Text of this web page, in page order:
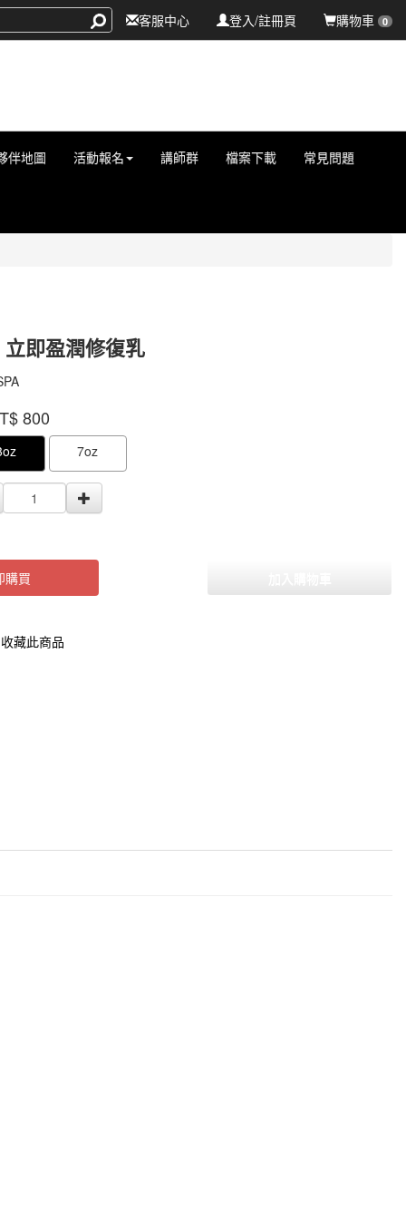
購物車 0
登入/註冊頁
客服中心
伴地圖 活動報名 講師群 檔案下載 常見問題
即盈潤修復乳
800
GOODS000000000000002246529
7oz
購買
收藏此商品